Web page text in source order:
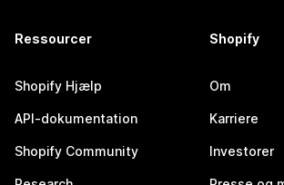
Ressourcer
Shopify Hjælp
API-dokumentation
Shopify Community
Shopify
Om
Karriere
Investorer